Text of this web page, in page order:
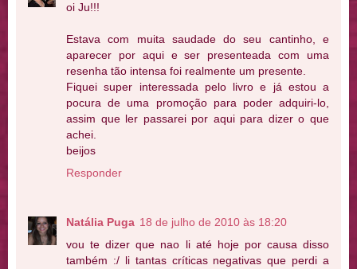
oi Ju!!!
Estava com muita saudade do seu cantinho, e
aparecer por aqui e ser presenteada com uma
resenha tão intensa foi realmente um presente.
Fiquei super interessada pelo livro e já estou a
pocura de uma promoção para poder adquiri-lo,
assim que ler passarei por aqui para dizer o que
achei.
beijos
Responder
Natália Puga 18 de julho de 2010 às 18:20
vou te dizer que nao li até hoje por causa disso
também :/ li tantas críticas negativas que perdi a